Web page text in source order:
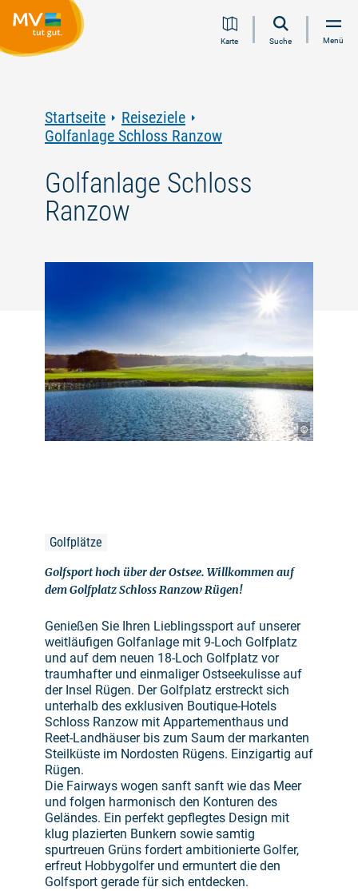
Inhalt
Navigation
Volltextsuche
FooterKarte Suche Menü
Startseite
Reiseziele
Golfanlage Schloss Ranzow
Golfanlage Schloss
Ranzow
©
Golfplätze
Golfsport hoch über der Ostsee. Willkommen auf
dem Golfplatz Schloss Ranzow Rügen!
Genießen Sie Ihren Lieblingssport auf unserer
weitläufigen Golfanlage mit 9-Loch Golfplatz
und auf dem neuen 18-Loch Golfplatz vor
traumhafter und einmaliger Ostseekulisse auf
der Insel Rügen. Der Golfplatz erstreckt sich
unterhalb des exklusiven Boutique-Hotels
Schloss Ranzow mit Appartementhaus und
Reet-Landhäuser bis zum Saum der markanten
Steilküste im Nordosten Rügens. Einzigartig auf
Rügen.
Die Fairways wogen sanft sanft wie das Meer
und folgen harmonisch den Konturen des
Geländes. Ein perfekt gepflegtes Design mit
klug plazierten Bunkern sowie samtig
spurtreuen Grüns fordert ambitionierte Golfer,
erfreut Hobbygolfer und ermuntert die den
Golfsport gerade für sich entdecken.